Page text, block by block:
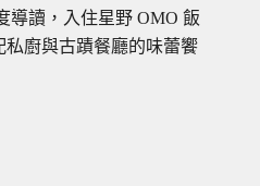
導讀，入住星野 OMO 飯
私廚與古蹟餐廳的味蕾饗